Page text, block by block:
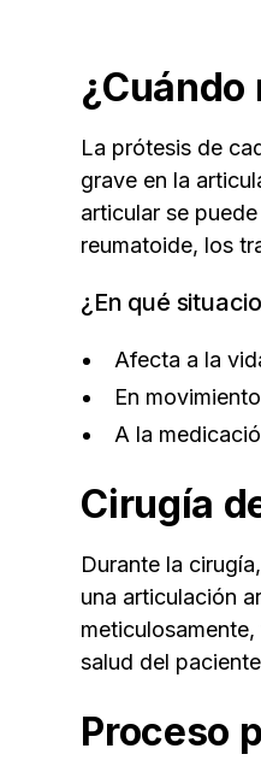
La prótesis de
grave en la
articular se
reumatoide, los
¿En qué
Afecta a la
En
A la
Cirugía
Durante la
una articulación
salud del
Proceso